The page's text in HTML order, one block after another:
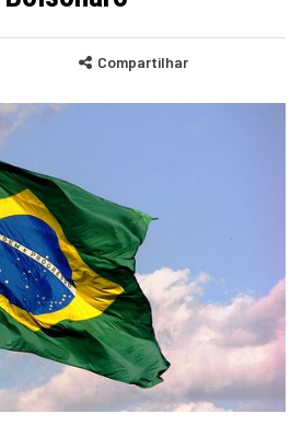
Compartilhar